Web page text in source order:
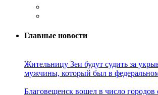
Главные новости
Жительницу Зеи будут судить за
мужчины, который был в
Благовещенск вошел в число